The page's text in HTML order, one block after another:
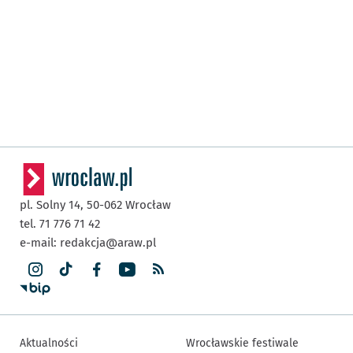
pl. Solny 14, 50-062 Wrocław
tel. 71 776 71 42
e-mail: redakcja@araw.pl
Aktualności Wrocławskie festiwale